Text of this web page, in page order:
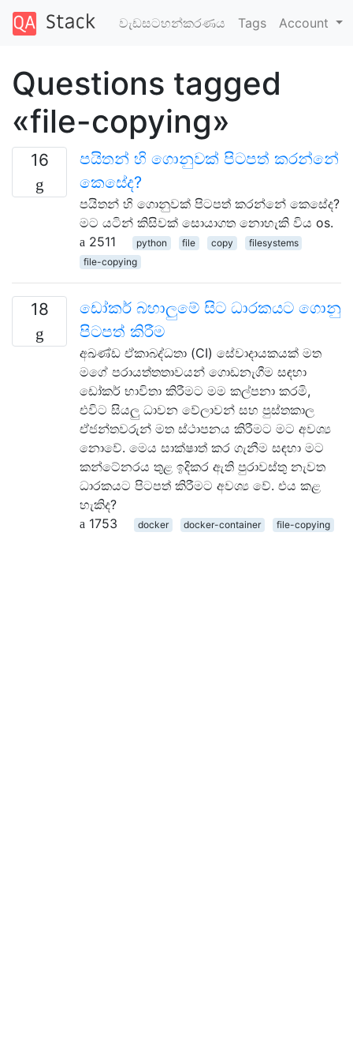
වැඩසටහන්කරණය Tags Account
Questions tagged
«file-copying»
16
පයිතන් හි ගොනුවක් පිටපත් කරන්නේ
කෙසේද?
පයිතන් හි ගොනුවක් පිටපත් කරන්නේ කෙසේද?
මට යටින් කිසිවක් සොයාගත නොහැකි විය os.
2511
python file copy
filesystems
file-copying
18
ඩෝකර් බහාලුමේ සිට ධාරකයට ගොනු
පිටපත් කිරීම
අඛණ්ඩ ඒකාබද්ධතා (CI) සේවාදායකයක් මත
මගේ පරායත්තතාවයන් ගොඩනැගීම සඳහා
ඩෝකර් භාවිතා කිරීමට මම කල්පනා කරමි,
එවිට සියලු ධාවන වේලාවන් සහ පුස්තකාල
ඒජන්තවරුන් මත ස්ථාපනය කිරීමට මට අවශ්‍ය
නොවේ. මෙය සාක්ෂාත් කර ගැනීම සඳහා මට
කන්ටේනරය තුළ ඉදිකර ඇති පුරාවස්තු නැවත
ධාරකයට පිටපත් කිරීමට අවශ්‍ය වේ. එය කළ
හැකිද?
1753
docker docker-container file-copying